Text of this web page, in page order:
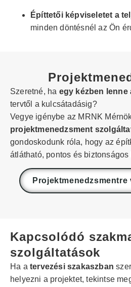
Építtetői képviseletet a
minden döntésnél az Ön
Szeretné, ha egy kézben lenne
tervtől a kulcsátadásig?
Vegye igénybe az MRNK
projektmenedzsment
gondoskodunk róla, hogy az
átlátható, pontos és biztonságos
Projektmenedzsmentre
Kapcsolódó
szolgáltatások
Ha a tervezési szakaszban
helyezni a projektet, tekintse